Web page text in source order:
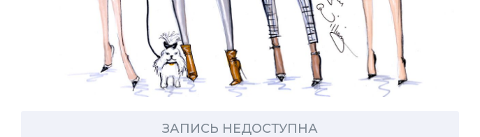
ЗАПИСЬ НЕДОСТУПНА